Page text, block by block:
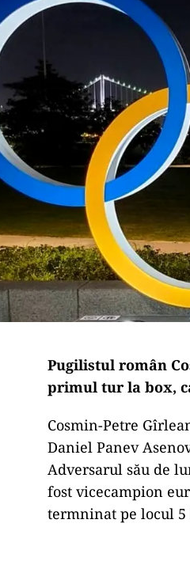
Pugilistul român
primul tur la box,
Cosmin-Petre
Daniel Panev
Adversarul său de
fost vicecampion
termninat pe locul